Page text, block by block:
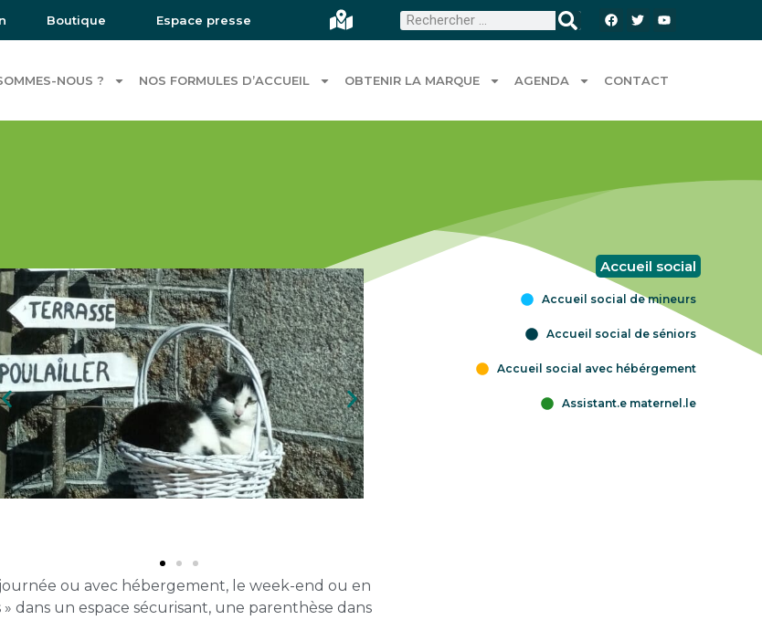
Boutique Espace presse
NOUS ? NOS FORMULES D’ACCUEIL OBTENIR LA MARQUE AGENDA CONTACT
ou avec hébergement, le week-end ou en
dans un espace sécurisant, une parenthèse dans
Accueil social
Accueil social de mineurs
Accueil social de séniors
Accueil social avec hébérgement
Assistant.e maternel.le